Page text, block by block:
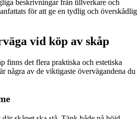
beskrivningar från tillverkare och
för att ge en tydlig och överskådlig
vid köp av skåp
finns det flera praktiska och estetiska
några av de viktigaste övervägandena du